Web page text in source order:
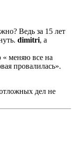
Ведь за 15 лет
dimitri, а
« меняю все на
провалилась».
дел не